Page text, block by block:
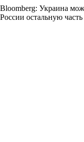
Bloomberg: Украина
России остальную